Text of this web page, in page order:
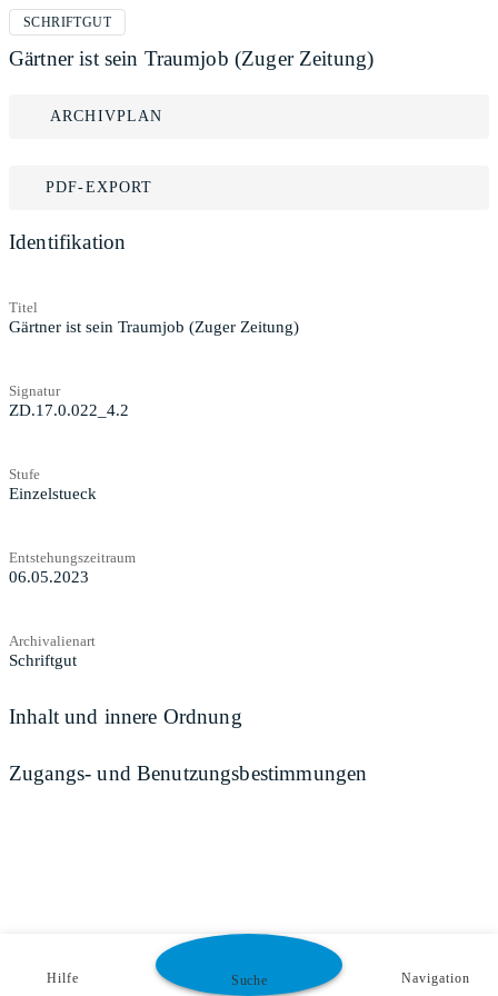
SCHRIFTGUT
Gärtner ist sein Traumjob (Zuger Zeitung)
ARCHIVPLAN
PDF-EXPORT
Identifikation
Titel
Gärtner ist sein Traumjob (Zuger Zeitung)
Signatur
ZD.17.0.022_4.2
Stufe
Einzelstueck
Entstehungszeitraum
06.05.2023
Archivalienart
Schriftgut
Inhalt und innere Ordnung
Zugangs- und Benutzungsbestimmungen
Hilfe Suche Navigation